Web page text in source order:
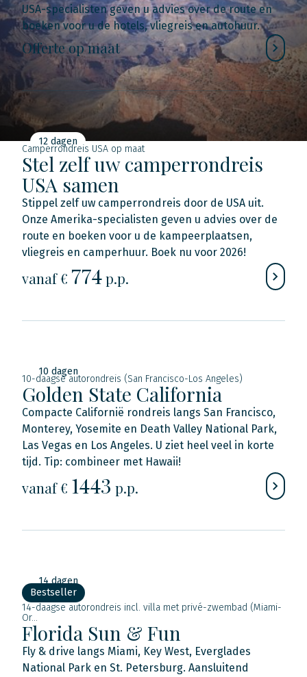
USA-specialisten geven u advies over de route en
boeken voor u de hotels, vliegreis en autohuur.
Offerte op maat
12 dagen
Camperrondreis USA op maat
Stel zelf uw camperrondreis
USA samen
Stippel zelf uw camperrondreis door de USA uit.
Onze Amerika-specialisten geven u advies over de
route en boeken voor u de kampeerplaatsen,
vliegreis en camperhuur. Boek nu voor 2026!
vanaf € 774p.p.
10 dagen
10-daagse autorondreis (San Francisco-Los Angeles)
Golden State California
Compacte Californië rondreis langs San Francisco,
Monterey, Yosemite en Death Valley National Park,
Las Vegas en Los Angeles. U ziet heel veel in korte
tijd. Tip: combineer met Hawaii!
vanaf € 1443 p.p.
14 dagen
Bestseller
14-daagse autorondreis incl. villa met privé-zwembad (Miami-
Or...
Florida Sun & Fun
Fly & drive langs Miami, Key West, Everglades
National Park en St. Petersburg. Aansluitend